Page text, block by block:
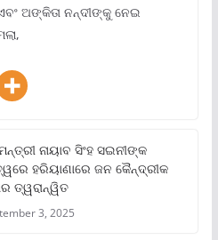
ଅଙ୍କିତା ନନ୍ଦୀଙ୍କୁ ନେଇ
ନାୟାବ ସିଂହ ସଇନୀଙ୍କ
ହରିୟାଣାରେ ଜନ କୈନ୍ଦ୍ରୀକ
ତ୍ୱରାନ୍ୱିତ
3, 2025